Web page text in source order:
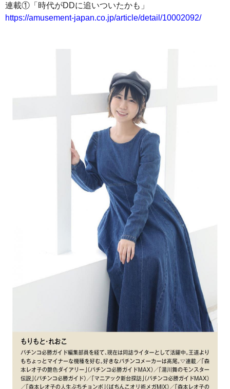
連載①「時代がDDに追いついたかも」
https://amusement-japan.co.jp/article/detail/10002092/